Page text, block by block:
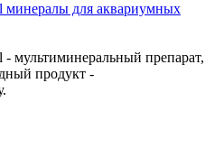
минералы для аквариумных
мультиминеральный препарат,
продукт -